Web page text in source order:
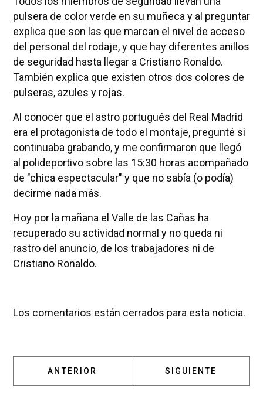
pulsera de color verde en su muñeca y al preguntar
explica que son las que marcan el nivel de acceso
del personal del rodaje, y que hay diferentes anillos
de seguridad hasta llegar a Cristiano Ronaldo.
También explica que existen otros dos colores de
pulseras, azules y rojas.
Al conocer que el astro portugués del Real Madrid
era el protagonista de todo el montaje, pregunté si
continuaba grabando, y me confirmaron que llegó
al polideportivo sobre las 15:30 horas acompañado
de "chica espectacular" y que no sabía (o podía)
decirme nada más.
Hoy por la mañana el Valle de las Cañas ha
recuperado su actividad normal y no queda ni
rastro del anuncio, de los trabajadores ni de
Cristiano Ronaldo.
Los comentarios están cerrados para esta noticia.
ARTÍCULO ANTERIOR: EL PÁRROCO DE
ANTERIOR ARTÍCULO
SIGUIENTE